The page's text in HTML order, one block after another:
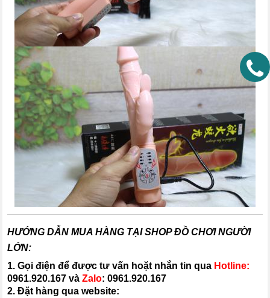
HƯỚNG DẪN MUA HÀNG TẠI SHOP ĐỒ CHƠI NGƯỜI
LỚN:
1. Gọi điện để được tư vấn hoặt nhắn tin qua Hotline:
0961.920.167 vàZalo:0961.920.167
2. Đặt hàng qua website: